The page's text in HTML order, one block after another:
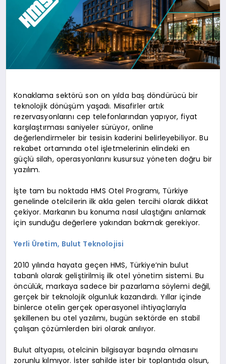
Konaklama sektörü son on yılda baş döndürücü bir
teknolojik dönüşüm yaşadı. Misafirler artık
rezervasyonlarını cep telefonlarından yapıyor, fiyat
karşılaştırması saniyeler sürüyor, online
değerlendirmeler bir tesisin kaderini belirleyebiliyor. Bu
rekabet ortamında otel işletmelerinin elindeki en
güçlü silah, operasyonlarını kusursuz yöneten doğru bir
yazılım.
İşte tam bu noktada HMS Otel Programı, Türkiye
genelinde otelcilerin ilk akla gelen tercihi olarak dikkat
çekiyor. Markanın bu konuma nasıl ulaştığını anlamak
için sunduğu değerlere yakından bakmak gerekiyor.
Yerli Üretim, Bulut Teknolojisi
2010 yılında hayata geçen HMS, Türkiye’nin bulut
tabanlı olarak geliştirilmiş ilk otel yönetim sistemi. Bu
öncülük, markaya sadece bir pazarlama söylemi değil,
gerçek bir teknolojik olgunluk kazandırdı. Yıllar içinde
binlerce otelin gerçek operasyonel ihtiyaçlarıyla
şekillenen bu otel yazılımı, bugün sektörde en stabil
çalışan çözümlerden biri olarak anılıyor.
Bulut altyapısı, otelcinin bilgisayar başında olmasını
zorunlu kılmıyor. İster sahilde ister bir toplantıda olsun,